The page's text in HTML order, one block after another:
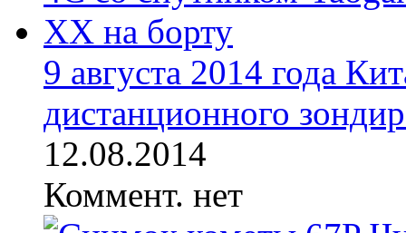
9 августа 2014 года
дистанционного
12.08.2014
Коммент. нет